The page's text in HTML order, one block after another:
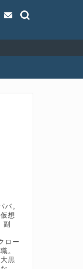
パ。
想
副
ロー
。
黒